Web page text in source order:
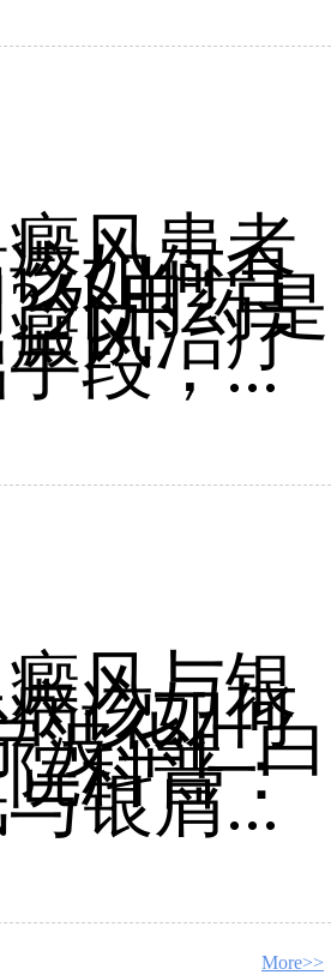
风患者
如何合
外用药是
风治疗
段，...
风与银
该如何
波华仁白
科普：
银屑...
More>>